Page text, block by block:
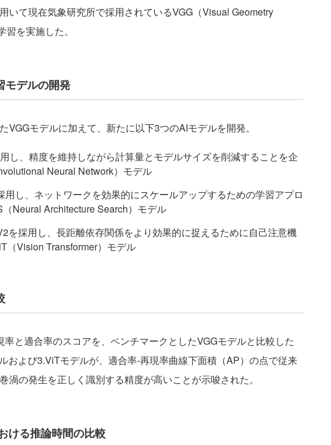
いて現在気象研究所で採用されているVGG（Visual Geometry
を実施した。
モデルの開発
VGGモデルに加えて、新たに以下3つのAIモデルを開発。
し、精度を維持しながら計算量とモデルサイズを削減することを企
Neural Network）モデル
用し、ネットワークを効果的にスケールアップするための学習アプロ
Neural Architecture Search）モデル
を採用し、長距離依存関係をより効果的に捉えるために自己注意機
（Vision Transformer）モデル
と適合率のスコアを、ベンチマークとしたVGGモデルと比較した
および3.ViTモデルが、適合率-再現率曲線下面積（AP）の点で従来
渦の発生を正しく識別する精度が高いことが示唆された。
ける推論時間の比較